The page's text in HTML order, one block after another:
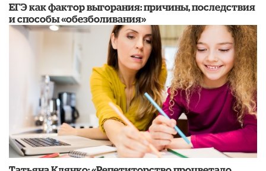
​ЕГЭ как фактор выгорания: причины, последствия
и способы «обезболивания»